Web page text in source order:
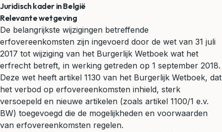
Juridisch kader in België
Relevante wetgeving
De belangrijkste wijzigingen betreffende
erfovereenkomsten zijn ingevoerd door de wet van 31 juli
2017 tot wijziging van het Burgerlijk Wetboek wat het
erfrecht betreft, in werking getreden op 1 september 2018.
Deze wet heeft artikel 1130 van het Burgerlijk Wetboek, dat
het verbod op erfovereenkomsten inhield, sterk
versoepeld en nieuwe artikelen (zoals artikel 1100/1 e.v.
BW) toegevoegd die de mogelijkheden en voorwaarden
van erfovereenkomsten regelen.